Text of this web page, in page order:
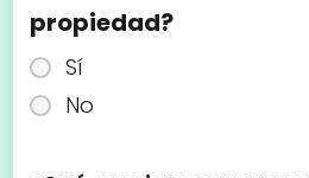
propiedad?
Sí
No